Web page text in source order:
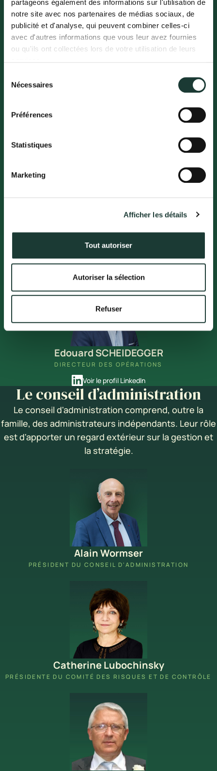
partageons également des informations sur l'utilisation de
notre site avec nos partenaires de médias sociaux, de
publicité et d'analyse, qui peuvent combiner celles-ci
avec d'autres informations que vous leur avez fournies
ou qu'ils ont collectées lors de votre utilisation de leurs
Nécessaires
Préférences
Statistiques
Marketing
Afficher les détails
Tout autoriser
Autoriser la sélection
Refuser
SECRÉTAIRE GÉNÉRAL
Voir le profil LinkedIn
Edouard SCHEIDEGGER
DIRECTEUR DES OPÉRATIONS
Voir le profil LinkedIn
Le conseil d’administration
Le conseil d'administration comprend, outre la
famille, des administrateurs indépendants. Leur rôle
est d'apporter un regard extérieur sur la gestion et
la stratégie.
Alain Wormser
PRÉSIDENT DU CONSEIL D'ADMINISTRATION
Catherine Lubochinsky
PRÉSIDENTE DU COMITÉ DES RISQUES ET DE CONTRÔLE